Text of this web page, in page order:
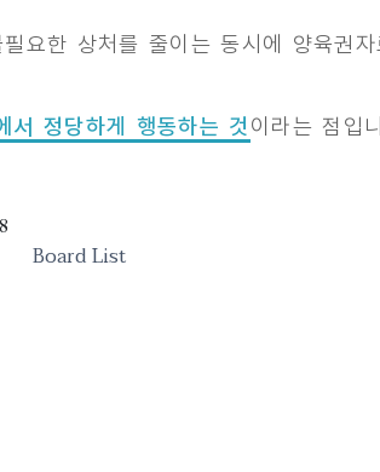
요한 상처를 줄이는 동시에 양육권
서 정당하게 행동하는 것 이라는 점입
Board List